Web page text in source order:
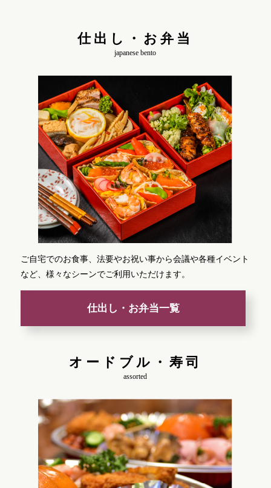
仕出し・お弁当
japanese bento
ご自宅でのお食事、法要やお祝い事から会議や各種イベント
など、様々なシーンでご利用いただけます。
仕出し・お弁当一覧
オードブル・寿司
assorted